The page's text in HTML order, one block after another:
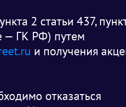
2 статьи 437,
— ГК РФ) путем
и получения
отказаться